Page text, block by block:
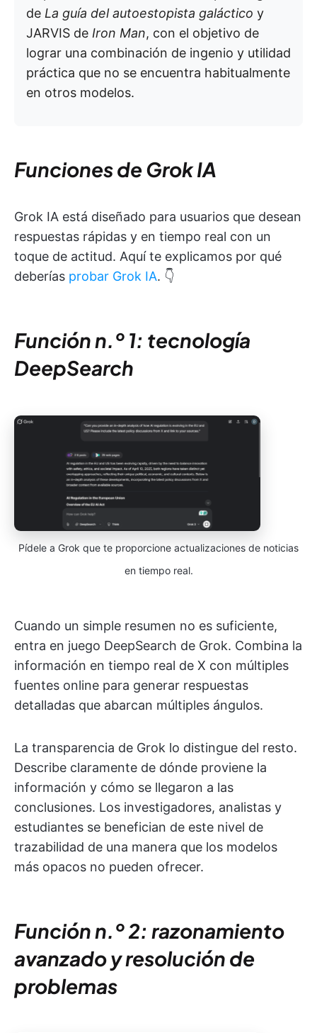
de La guía del autoestopista galáctico y
JARVIS de Iron Man, con el objetivo de
lograr una combinación de ingenio y utilidad
práctica que no se encuentra habitualmente
en otros modelos.
Funciones de Grok IA
Grok IA está diseñado para usuarios que desean
respuestas rápidas y en tiempo real con un
toque de actitud. Aquí te explicamos por qué
deberías probar Grok IA. 👇
Función n.º 1: tecnología
DeepSearch
Pídele a Grok que te proporcione actualizaciones de noticias
en tiempo real.
Cuando un simple resumen no es suficiente,
entra en juego DeepSearch de Grok. Combina la
información en tiempo real de X con múltiples
fuentes online para generar respuestas
detalladas que abarcan múltiples ángulos.
La transparencia de Grok lo distingue del resto.
Describe claramente de dónde proviene la
información y cómo se llegaron a las
conclusiones. Los investigadores, analistas y
estudiantes se benefician de este nivel de
trazabilidad de una manera que los modelos
más opacos no pueden ofrecer.
Función n.º 2: razonamiento
avanzado y resolución de
problemas